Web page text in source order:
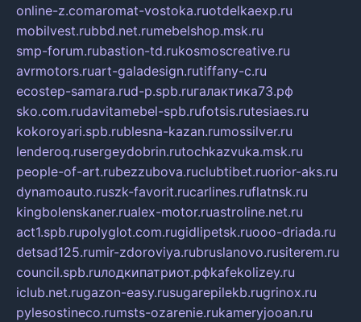
online-z.comaromat-vostoka.ruotdelkaexp.ru
mobilvest.rubbd.net.rumebelshop.msk.ru
smp-forum.rubastion-td.rukosmoscreative.ru
avrmotors.ruart-galadesign.rutiffany-c.ru
ecostep-samara.rud-p.spb.ruгалактика73.рф
sko.com.rudavitamebel-spb.rufotsis.rutesiaes.ru
kokoroyari.spb.rublesna-kazan.rumossilver.ru
lenderoq.rusergeydobrin.rutochkazvuka.msk.ru
people-of-art.rubezzubova.ruclubtibet.ruorior-aks.ru
dynamoauto.ruszk-favorit.rucarlines.ruflatnsk.ru
kingbolenskaner.rualex-motor.ruastroline.net.ru
act1.spb.rupolyglot.com.rugidlipetsk.ruooo-driada.ru
detsad125.rumir-zdoroviya.rubruslanovo.rusiterem.ru
council.spb.ruлодкипатриот.рфkafekolizey.ru
iclub.net.rugazon-easy.rusugarepilekb.rugrinox.ru
pylesostineco.rumsts-ozarenie.rukameryjooan.ru